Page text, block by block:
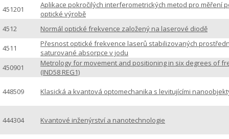
451201
Aplikace pokročilých interferometrických metod pro měření
optické výrobě
4512
Normál optické frekvence založený na laserové diodě
4511
Přesnost optické frekvence laserů stabilizovaných
saturované absorpce v jodu
450901
Metrology for movement and positioning in six degrees of
(IND58 REG1)
448509 Klasická a kvantová optomechanika s levitujícími
444304 Kvantové inženýrství a nanotechnologie